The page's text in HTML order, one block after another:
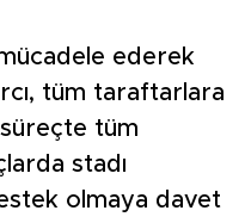
ederek
tüm taraftarlara
süreçte tüm
stadı
olmaya davet